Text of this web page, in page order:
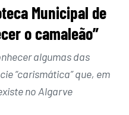
Municipal de
o camaleão”
algumas das
“carismática” que, em
no Algarve